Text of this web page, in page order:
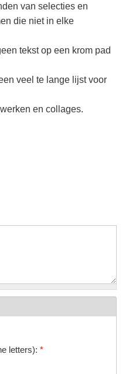
van selecties en
die niet in elke
tekst op een krom pad
veel te lange lijst voor
en collages.
letters): *